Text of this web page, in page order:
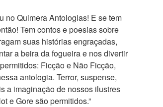
no Quimera Antologias! E se tem
Tem contos e poesias sobre
suas histórias engraçadas,
a beira da fogueira e nos divertir
Ficção e Não Ficção,
antologia. Terror, suspense,
a imaginação de nossos ilustres
e Gore são permitidos.”